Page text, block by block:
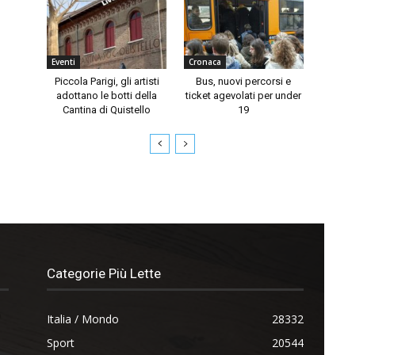
Eventi
Piccola Parigi, gli artisti
adottano le botti della
Cantina di Quistello
Cronaca
Bus, nuovi percorsi e
ticket agevolati per under
19
Categorie Più Lette
Italia / Mondo
28332
Sport
20544